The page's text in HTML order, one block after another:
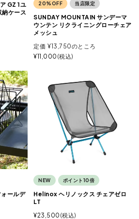
GZ 1ユ
納ケース
20%OFF 当店限定
SUNDAY MOUNTAIN サンデーマ
ウンテン リクライニングローチェア
メッシュ
定価 ¥13,750のところ
¥11,000 税込
ールデ
NEW ポイント10倍
Helinox ヘリノックス チェアゼロ
LT
¥23,500 税込